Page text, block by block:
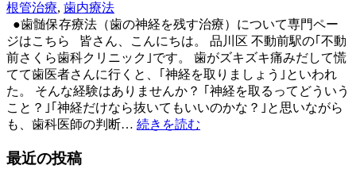
根管治療, 歯内療法
●歯髄保存療法（歯の神経を残す治療）について専門ペー
ジはこちら 皆さん、こんにちは。 品川区 不動前駅の｢不動
前さくら歯科クリニック｣です。 歯がズキズキ痛みだして慌
てて歯医者さんに行くと、｢神経を取りましょう｣といわれ
た。 そんな経験はありませんか？ ｢神経を取るってどういう
こと？｣｢神経だけなら抜いてもいいのかな？｣と思いながら
も、歯科医師の判断… 続きを読む
最近の投稿